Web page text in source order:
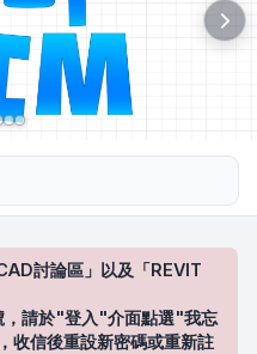
討論區」以及「REVIT
請於"登入"介面點選"我忘
收信後重設新密碼或重新註